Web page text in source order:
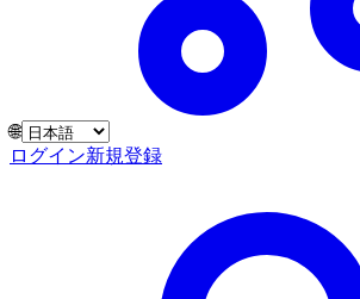
🌐
ログイン新規登録